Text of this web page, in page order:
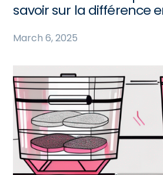
savoir sur la différence
March 6, 2025